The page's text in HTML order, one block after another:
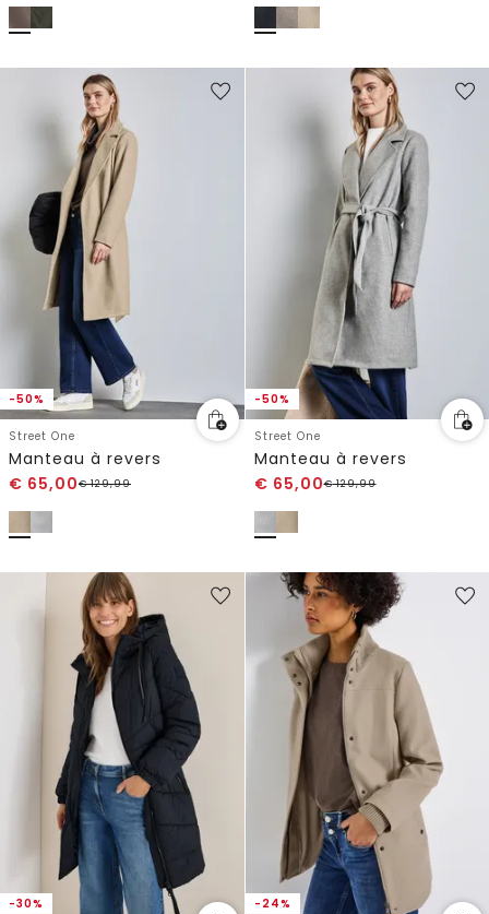
-50%
Street One
Manteau à revers
€ 65,00€129,99
-50%
Street One
Manteau à revers
€ 65,00€129,99
-30% -24%